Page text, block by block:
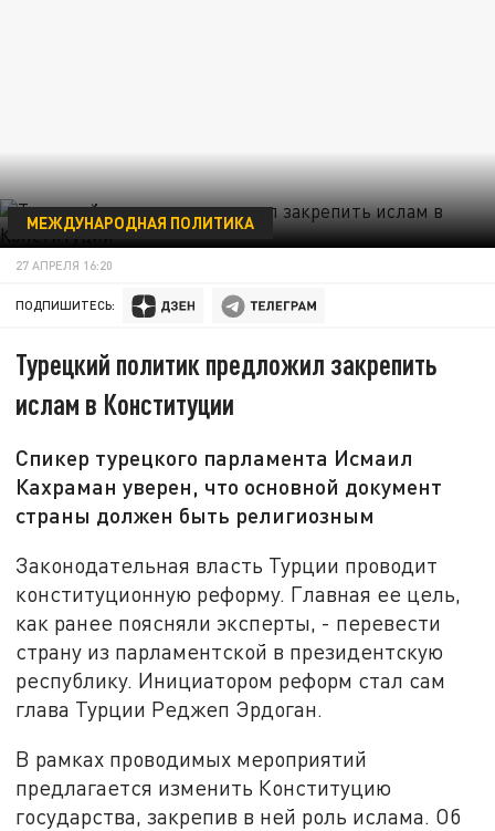
МЕЖДУНАРОДНАЯ ПОЛИТИКА
27 АПРЕЛЯ 16:20
ПОДПИШИТЕСЬ:
Турецкий политик предложил закрепить
ислам в Конституции
Спикер турецкого парламента Исмаил
Кахраман уверен, что основной документ
страны должен быть религиозным
Законодательная власть Турции проводит
конституционную реформу. Главная ее цель,
как ранее поясняли эксперты, - перевести
страну из парламентской в президентскую
республику. Инициатором реформ стал сам
глава Турции Реджеп Эрдоган.
В рамках проводимых мероприятий
предлагается изменить Конституцию
государства, закрепив в ней роль ислама. Об